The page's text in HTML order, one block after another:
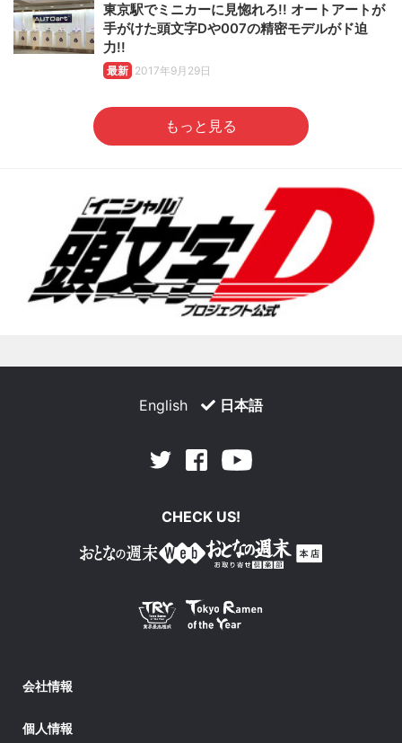
東京駅でミニカーに見惚れろ!! オートアートが
手がけた頭文字Dや007の精密モデルがド迫
力!!
最新 2017年9月29日
もっと見る
English 日本語
Twitter Facebook
CHECK US!
会社情報
個人情報